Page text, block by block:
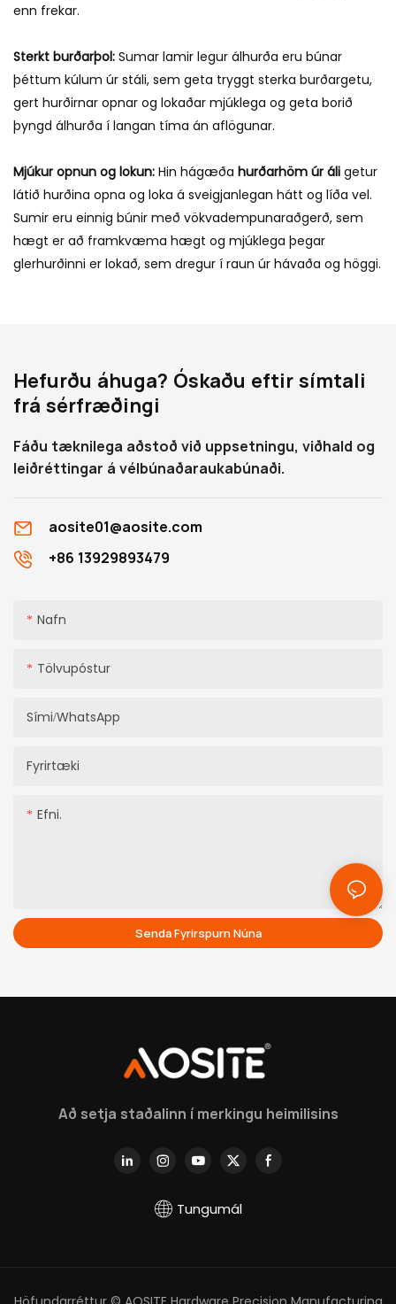
enn frekar.
Sterkt burðarþol: Sumar lamir legur álhurða eru búnar
þéttum kúlum úr stáli, sem geta tryggt sterka burðargetu,
gert hurðirnar opnar og lokaðar mjúklega og geta borið
þyngd álhurða í langan tíma án aflögunar.
Mjúkur opnun og lokun: Hin hágæða hurðarhöm úr áli getur
látið hurðina opna og loka á sveigjanlegan hátt og líða vel.
Sumir eru einnig búnir með vökvadempunaraðgerð, sem
hægt er að framkvæma hægt og mjúklega þegar
glerhurðinni er lokað, sem dregur í raun úr hávaða og höggi.
Hefurðu áhuga? Óskaðu eftir símtali
frá sérfræðingi
Fáðu tæknilega aðstoð við uppsetningu, viðhald og
leiðréttingar á vélbúnaðaraukabúnaði.
aosite01@aosite.com
+86 13929893479
Nafn
Tölvupóstur
Sími/WhatsApp
Fyrirtæki
Efni.
Senda Fyrirspurn Núna
Að setja staðalinn í merkingu heimilisins
Tungumál